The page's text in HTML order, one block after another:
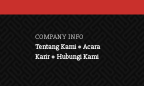
COMPANY INFO
Tentang Kami●Acara
Karir●Hubungi Kami